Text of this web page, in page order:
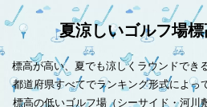
夏涼しいゴルフ場
標高が高い、夏でも涼しくラウンドでき
都道府県すべてでランキング形式によっ
標高の低いゴルフ場（シーサイド・河川